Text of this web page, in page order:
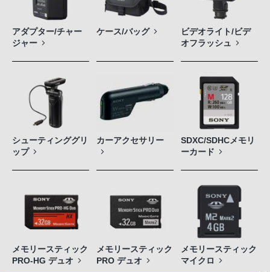
アダプター/チャー
ジャー
ケース/バッグ
ビデオライト/ビデ
オフラッシュ
シューティンググリ
ップ
カーアクセサリー
SDXC/SDHCメモリ
ーカード
メモリースティック
PRO-HG デュオ
メモリースティック
PRO デュオ
メモリースティック
マイクロ